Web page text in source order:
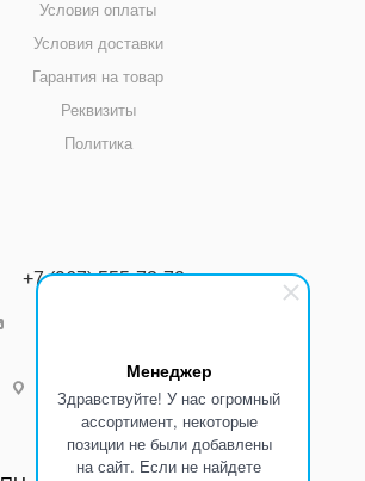
Менеджер
Здравствуйте! У нас огромный
ассортимент, некоторые
позиции не были добавлены
на сайт. Если не найдете
Условия оплаты
Условия доставки
Гарантия на товар
Реквизиты
Политика
+7 (967) 555-73-72
г.Ростов-на-Дону
Режим работы: